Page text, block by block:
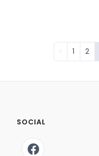
1 2
SOCIAL